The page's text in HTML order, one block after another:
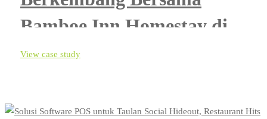
Bamboe Inn Homestay di
Lampung, Sumatera
View case study